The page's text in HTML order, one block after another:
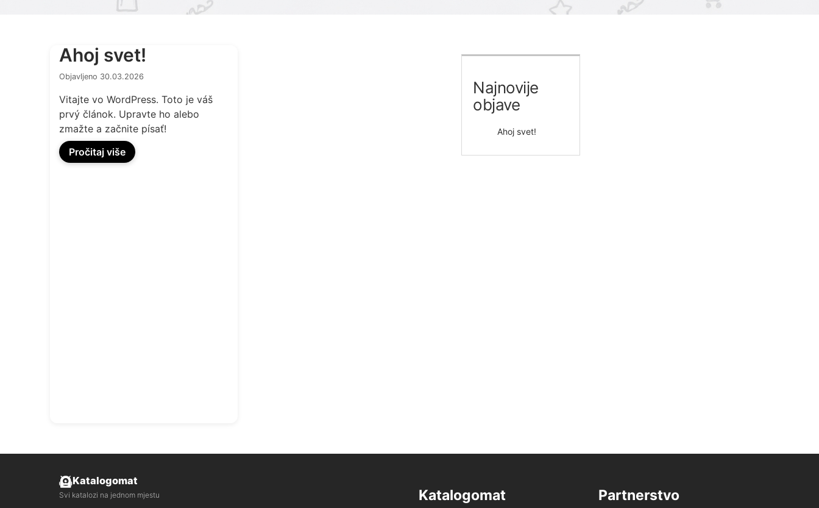
Ahoj svet!
Objavljeno 30.03.2026
Vitajte vo WordPress. Toto je váš
prvý článok. Upravte ho alebo
zmažte a začnite písať!
Pročitaj više
Najnovije
objave
Ahoj svet!
Katalogomat Partnerstvo
Katalogomat
Svi katalozi na jednom mjestu